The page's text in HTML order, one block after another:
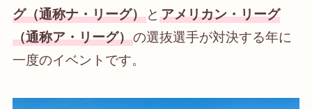
グ（通称ナ・リーグ）と アメリカン・リーグ
（通称ア・リーグ）の選抜選手が対決する年に
一度のイベントです。